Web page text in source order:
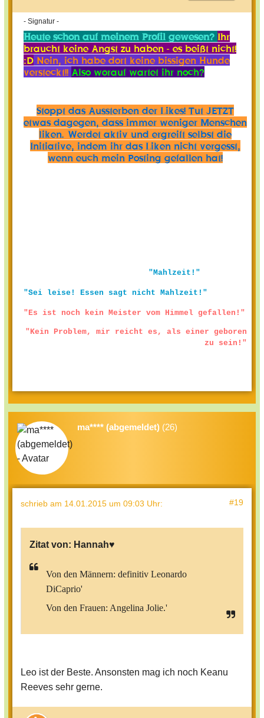
- Signatur -
Heute schon auf meinem Profil gewesen? Ihr
braucht keine Angst zu haben - es beißt nicht!
:D Nein, ich habe dort keine bissigen Hunde
versteckt!! Also worauf wartet ihr noch?
Stoppt das Aussterben der Likes! Tut JETZT
etwas dagegen, dass immer weniger Menschen
liken. Werdet aktiv und ergreift selbst die
Initiative, indem ihr das Liken nicht vergesst,
wenn euch mein Posting gefallen hat!
"Mahlzeit!"
"Sei leise! Essen sagt nicht Mahlzeit!"
"Es ist noch kein Meister vom Himmel gefallen!"
"Kein Problem, mir reicht es, als einer geboren
zu sein!"
ma**** (abgemeldet) (26)
schrieb am 14.01.2015 um 09:03 Uhr: #19
Zitat von: Hannah♥
Von den Männern: definitiv Leonardo
DiCaprio'
Von den Frauen: Angelina Jolie.'
Leo ist der Beste. Ansonsten mag ich noch Keanu
Reeves sehr gerne.